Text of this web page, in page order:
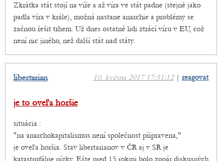
Zkrátka stát stojí na víře a až víra ve stát padne (stejně jako
padla víra v krále), možná nastane anarchie a problémy se
začnou řešit trhem. Už dnes ostatně lidi ztrácí víru v EU, což
není nic jiného, než další stát nad státy.
10. května 2017 17:51:12| reagovat
libertarian
je to oveľa horšie
situácia :
"na anarchokapitalismus není společnost připravena,"
je oveľa horšia. Stav libertarianov v ČR aj v SR je
katastrofálne nízky. Ešte pred 15 rokmi bolo zopár diskusných